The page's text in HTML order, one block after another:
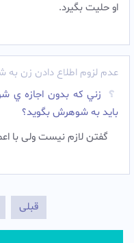
او حلیت بگیرد.‌
عدم لزوم اطلاع دادن زن به
زني که بدون اجازه ي
بايد به شوهرش بگويد؟
گفتن لازم نیست ولی با
قبلی